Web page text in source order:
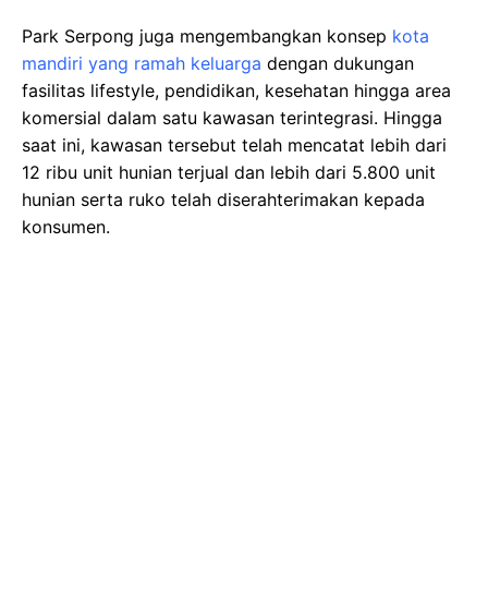
Park Serpong juga mengembangkan konsep kota
mandiri yang ramah keluarga dengan dukungan
fasilitas lifestyle, pendidikan, kesehatan hingga area
komersial dalam satu kawasan terintegrasi. Hingga
saat ini, kawasan tersebut telah mencatat lebih dari
12 ribu unit hunian terjual dan lebih dari 5.800 unit
hunian serta ruko telah diserahterimakan kepada
konsumen.